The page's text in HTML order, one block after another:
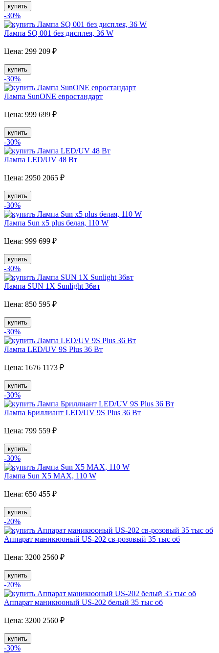
купить
-30%
Лампа SQ 001 без дисплея, 36 W
Цена: 299 209 ₽
купить
-30%
Лампа SunONE евростандарт
Цена: 999 699 ₽
купить
-30%
Лампа LED/UV 48 Вт
Цена: 2950 2065 ₽
купить
-30%
Лампа Sun x5 plus белая, 110 W
Цена: 999 699 ₽
купить
-30%
Лампа SUN 1X Sunlight 36вт
Цена: 850 595 ₽
купить
-30%
Лампа LED/UV 9S Plus 36 Вт
Цена: 1676 1173 ₽
купить
-30%
Лампа Бриллиант LED/UV 9S Plus 36 Вт
Цена: 799 559 ₽
купить
-30%
Лампа Sun X5 MAX, 110 W
Цена: 650 455 ₽
купить
-20%
Аппарат маникюоный US-202 св-розовый 35 тыс об
Цена: 3200 2560 ₽
купить
-20%
Аппарат маникюоный US-202 белый 35 тыс об
Цена: 3200 2560 ₽
купить
-30%